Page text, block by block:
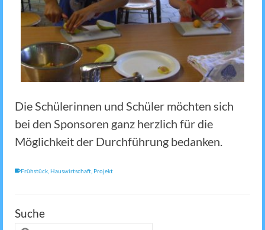
Die Schülerinnen und Schüler möchten sich
bei den Sponsoren ganz herzlich für die
Möglichkeit der Durchführung bedanken.
Frühstück Hauswirtschaft Projekt
Suche